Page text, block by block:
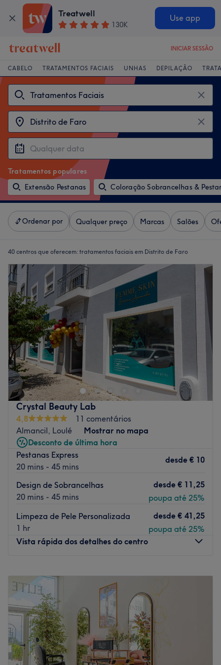
Treatwell
130K
Use app
INICIAR SESSÃO
CABELO TRATAMENTOS FACIAIS UNHAS DEPILAÇÃO
Tratamentos populares
Extensão Pestanas
Coloração Sobrancelhas &
Ordenar por Qualquer preço Marcas Salões
40 centros que oferecem: tratamentos faciais em Distrito de Faro
Crystal Beauty Lab
4,8
11 comentários
Almancil, Loulé
Mostrar no mapa
Desconto de última hora
Pestanas Express
20 mins - 45 mins
desde € 10
Design de Sobrancelhas
20 mins - 45 mins
desde € 11,25
poupa até 25%
Limpeza de Pele Personalizada
1 hr
desde € 41,25
poupa até 25%
Vista rápida dos detalhes do centro
Terça-feira
Quarta-feira
09:30
Quinta-feira
09:30
Sexta-feira
09:30
Sábado
09:30
Domingo
Fechado